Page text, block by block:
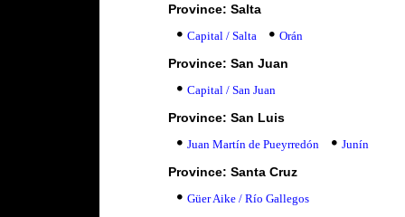
Province: Salta
Capital / Salta Orán
Province: San Juan
Capital / San Juan
Province: San Luis
Juan Martín de Pueyrredón Junín
Province: Santa Cruz
Güer Aike / Río Gallegos